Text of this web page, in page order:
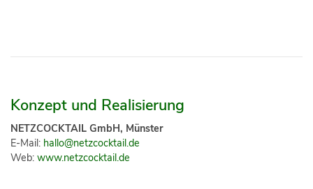
Konzept und Realisierung
NETZCOCKTAIL GmbH, Münster
E-Mail: hallo@netzcocktail.de
Web: www.netzcocktail.de